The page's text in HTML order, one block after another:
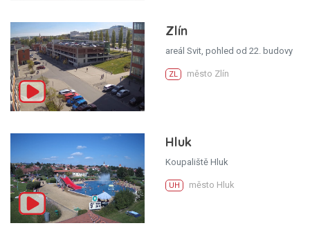
Zlín
areál Svit, pohled od 22. budovy
ZL město Zlín
Hluk
Koupaliště Hluk
UH město Hluk